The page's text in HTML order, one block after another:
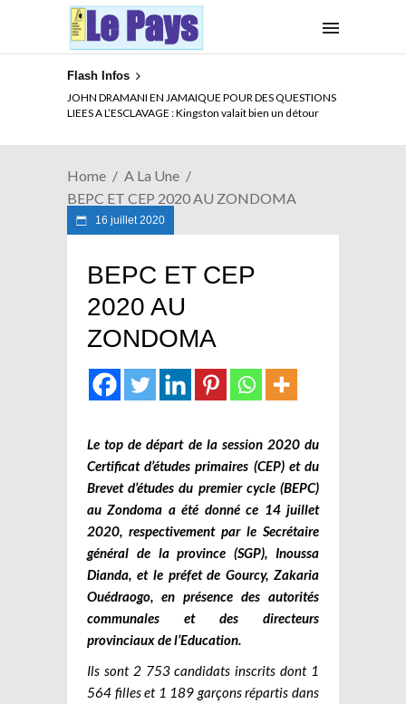
Flash Infos
JOHN DRAMANI EN JAMAIQUE POUR DES QUESTIONS
LIEES A L’ESCLAVAGE : Kingston valait bien un détour
Home
A La Une
BEPC ET CEP 2020 AU ZONDOMA
16 juillet 2020
BEPC ET CEP
2020 AU
ZONDOMA
Le top de départ de la session 2020 du
Certificat d’études primaires (CEP) et du
Brevet d’études du premier cycle (BEPC)
au Zondoma a été donné ce 14 juillet
2020, respectivement par le Secrétaire
général de la province (SGP), Inoussa
Dianda, et le préfet de Gourcy, Zakaria
Ouédraogo, en présence des autorités
communales et des directeurs
provinciaux de l’Education.
Ils sont 2 753 candidats inscrits dont 1
564 filles et 1 189 garçons répartis dans